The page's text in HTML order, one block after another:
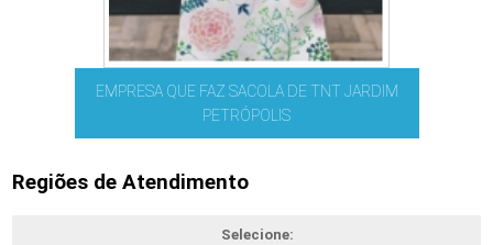
EMPRESA QUE FAZ SACOLA DE TNT JARDIM
PETRÓPOLIS
Regiões de Atendimento
Selecione: